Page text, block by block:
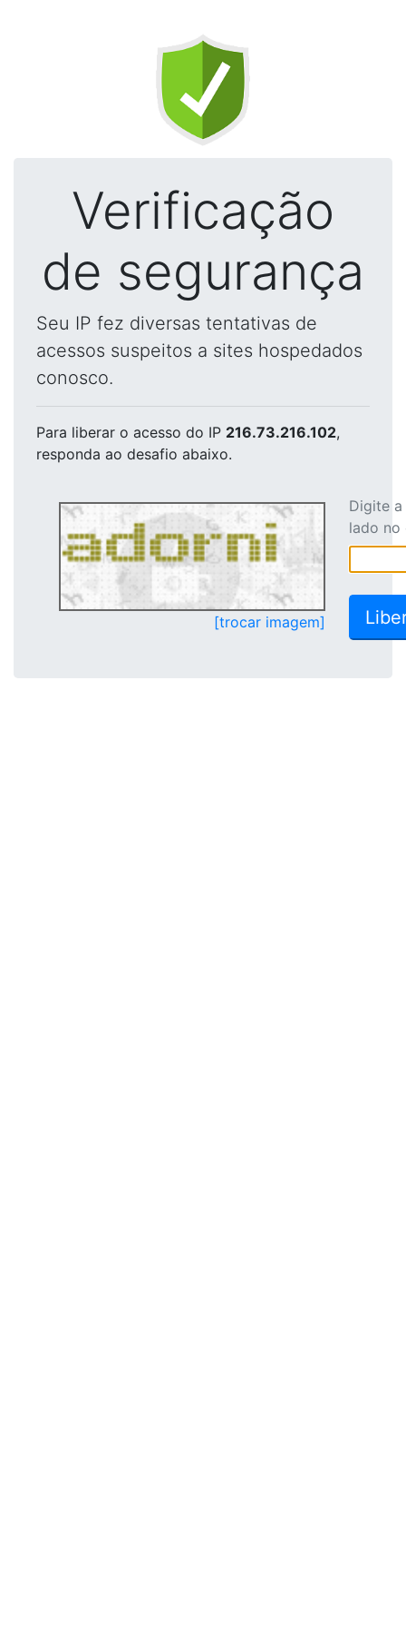
Verificação
de segurança
Seu IP fez diversas tentativas de
acessos suspeitos a sites hospedados
conosco.
Para liberar o acesso do IP 216.73.216.102,
responda ao desafio abaixo.
[trocar imagem]
Digite
lado no